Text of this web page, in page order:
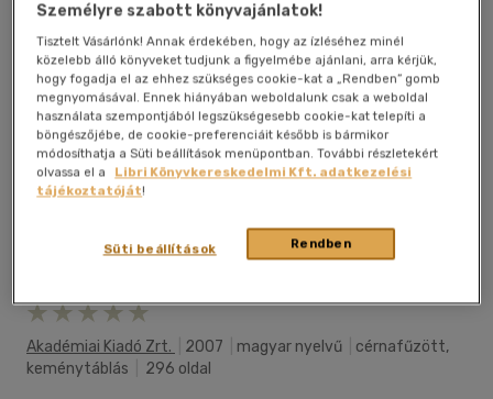
Akadémiai Kiadó Zrt. 2007 magyar nyelvű
cérnafűzött,
keménytáblás
296 oldal
Személyre szabott könyvajánlatok!
Tisztelt Vásárlónk! Annak érdekében, hogy az ízléséhez minél
közelebb álló könyveket tudjunk a figyelmébe ajánlani, arra kérjük,
hogy fogadja el az ehhez szükséges cookie-kat a „Rendben” gomb
megnyomásával. Ennek hiányában weboldalunk csak a weboldal
használata szempontjából legszükségesebb cookie-kat telepíti a
böngészőjébe, de cookie-preferenciáit később is bármikor
módosíthatja a Süti beállítások menüpontban. További részletekért
olvassa el a
Libri Könyvkereskedelmi Kft. adatkezelési
tájékoztatóját!
Rendben
Süti beállítások